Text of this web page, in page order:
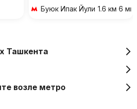
Буюк Ипак Йули 1.6 км 6
Ташкента
возле метро